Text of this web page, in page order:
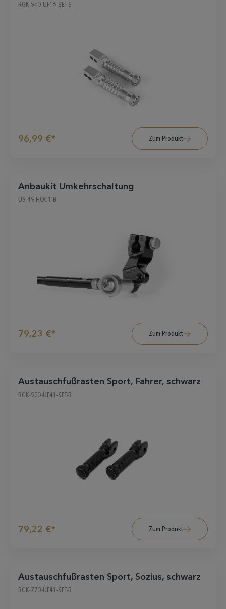
RGK-950-UF16-SET-S
96,99 €* Zum Produkt
Anbaukit Umkehrschaltung
US-49-HO01-B
79,23 €* Zum Produkt
Austauschfußrasten Sport, Fahrer, schwarz
RGK-950-UF41-SET-B
79,22 €* Zum Produkt
Austauschfußrasten Sport, Sozius, schwarz
RGK-770-UF41-SET-B